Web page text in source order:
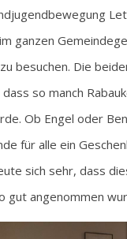
ganzen
besuchen. Die
so manch
Ob Engel oder
für alle ein
sich sehr, dass
gut angenommen